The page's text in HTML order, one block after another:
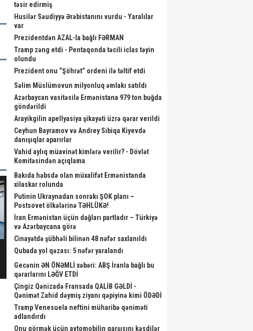
Kardioloq həmin səs yazısının ona
aid olmadığını - Açıqladı
təsir edirmiş
Husilər Səudiyyə Ərəbistanını vurdu - Yaralılar
var
Prezidentdən AZAL-la bağlı FƏRMAN
Tramp zəng etdi - Pentaqonda təcili iclas təyin
olundu
Prezident onu “Şöhrət” ordeni ilə təltif etdi
Səlim Müslümovun milyonluq əmlakı satıldı
Azərbaycan vasitəsilə Ermənistana 979 ton buğda
göndərildi
Arayikgilin apellyasiya şikayəti üzrə qərar verildi
Ceyhun Bayramov və Andrey Sibiqa Kiyevdə
danışıqlar aparırlar
Vahid aylıq müavinət kimlərə verilir? - Dövlət
Komitəsindən açıqlama
Bakıda həbsdə olan müxalifət Ermənistanda
xilaskar rolunda
Putinin Ukraynadan sonrakı ŞOK planı –
Postsovet ölkələrinə TƏHLÜKƏ!
İran Ermənistan üçün dağları partladır – Türkiyə
və Azərbaycana görə
Cinayətdə şübhəli bilinən 48 nəfər saxlanıldı
Qubada yol qəzası: 5 nəfər yaralandı
Gecənin ƏN ÖNƏMLİ xəbəri: ABŞ İranla bağlı bu
qərarlarını LƏĞV ETDİ
Çingiz Qənizadə Fransada QALİB GƏLDİ -
Qənimət Zahid dəymiş ziyanı qəpiyinə kimi ÖDƏDİ
Tramp Venesuela neftini müharibə qəniməti
adlandırdı
Onu görmək üçün avtomobilin qarşısını kəsdilər